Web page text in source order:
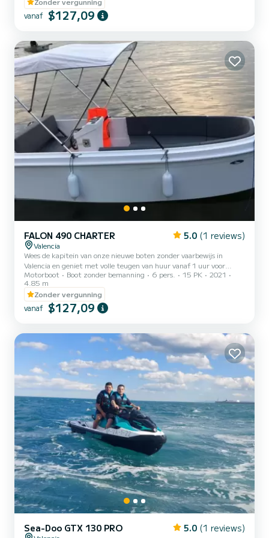
vanaf $127,09
FALON 490 CHARTER 5.0 (1 reviews)
Valencia
Wees de kapitein van onze nieuwe boten zonder vaarbewijs in
Valencia en geniet met volle teugen van huur vanaf 1 uur voor
slechts €110, 2 uur €170, 3 uur €230, 4 uur €290. Je kunt
huren van 10.00 uur 's ochtends tot 8.00 uur 's avonds. Borg: €
300
Motorboot Boot zonder bemanning 6 pers. 15 PK
2021
4.85 m
Zonder vergunning
vanaf $127,09
Sea-Doo GTX 130 PRO 5.0 (1 reviews)